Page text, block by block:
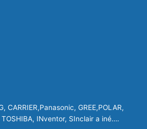
CARRIER,Panasonic, GREE,POLAR,
INventor, SInclair a iné….